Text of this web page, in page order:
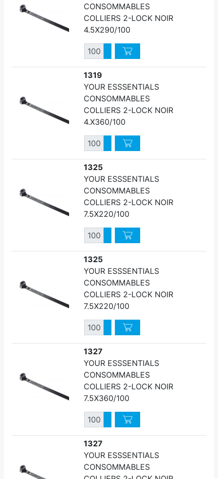
CONSOMMABLES
COLLIERS 2-LOCK NOIR
4.5X290/100
QuantitéAugmenter quantité
Diminuer quantité
1319
YOUR ESSSENTIALS
CONSOMMABLES
COLLIERS 2-LOCK NOIR
4.X360/100
QuantitéAugmenter quantité
Diminuer quantité
1325
YOUR ESSSENTIALS
CONSOMMABLES
COLLIERS 2-LOCK NOIR
7.5X220/100
QuantitéAugmenter quantité
Diminuer quantité
1325
YOUR ESSSENTIALS
CONSOMMABLES
COLLIERS 2-LOCK NOIR
7.5X220/100
QuantitéAugmenter quantité
Diminuer quantité
1327
YOUR ESSSENTIALS
CONSOMMABLES
COLLIERS 2-LOCK NOIR
7.5X360/100
QuantitéAugmenter quantité
Diminuer quantité
1327
YOUR ESSSENTIALS
CONSOMMABLES